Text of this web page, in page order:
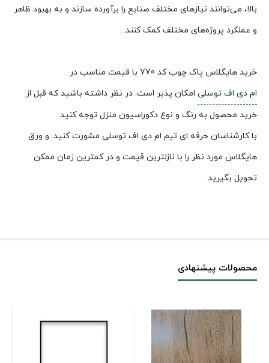
بالا، می‌توانند نیازهای مختلف صنایع را برآورده سازند و به بهبود ظاهر
و عملکرد پروژه‌های مختلف کمک کنند.
خرید هایگلاس پاک چوب کد 770 با قیمت مناسب در
ام دی اف توسلی امکان پذیر است. در نظر داشته باشید که قبل از
خرید محصول به رنگ و نوع دکوراسیون منزل توجه کنید.
با کارشناسان حرفه ای تیم ام دی اف توسلی مشورت کنید. و ورق
هایگلاس مورد نظر را با نازلترین قیمت و در کمترین زمان ممکن
تحویل بگیرید.
محصولات پیشنهادی